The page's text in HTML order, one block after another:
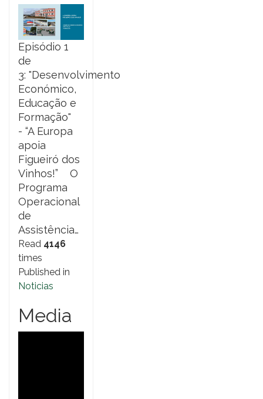
Episódio 1
de
3: "Desenvolvimento
Económico,
Educação e
Formação"
- “A Europa
apoia
Figueiró dos
Vinhos!” O
Programa
Operacional
de
Assistência…
Read 4146
times
Published in
Noticias
Media